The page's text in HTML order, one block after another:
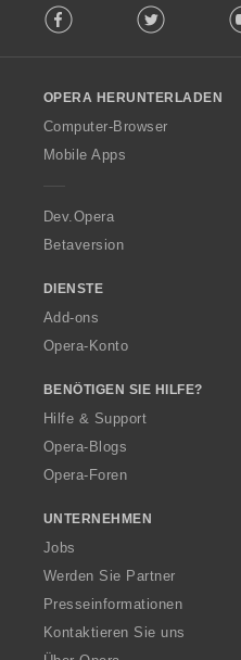
o
w
O
p
a
Facebook Twitter
OPERA HERUNTERLADEN
Computer-Browser
Mobile Apps
Dev.Opera
Betaversion
DIENSTE
Add-ons
Opera-Konto
BENÖTIGEN SIE HILFE?
Hilfe & Support
Opera-Blogs
Opera-Foren
UNTERNEHMEN
Jobs
Werden Sie Partner
Presseinformationen
Kontaktieren Sie uns